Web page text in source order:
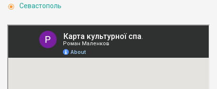
Севастополь